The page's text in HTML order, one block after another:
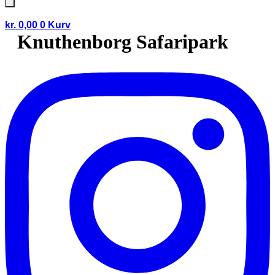
kr. 0,00 0 Kurv
Knuthenborg Safaripark